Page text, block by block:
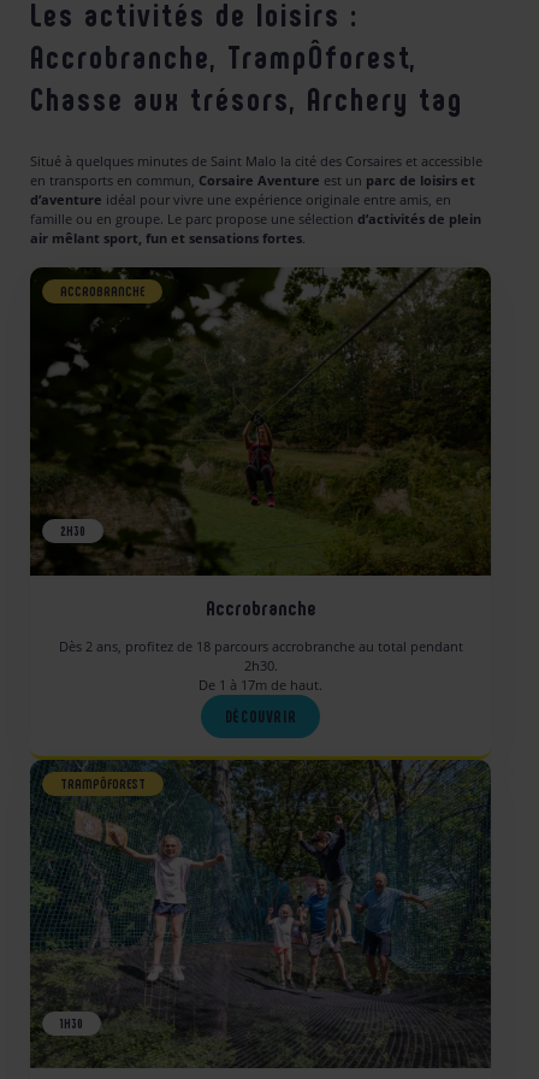
Les activités de loisirs :
Accrobranche, TrampÔforest,
Chasse aux trésors, Archery tag
Situé à quelques minutes de Saint Malo la cité des Corsaires et accessible
en transports en commun, Corsaire Aventure est un parc de loisirs et
d’aventure idéal pour vivre une expérience originale entre amis, en
famille ou en groupe. Le parc propose une sélection d’activités de plein
air mêlant sport, fun et sensations fortes
ACCROBRANCHE
2H30
Accrobranche
Dès 2 ans, profitez de 18 parcours accrobranche au total pendant
2h30.
De 1 à 17m de haut.
DÉCOUVRIR
TRAMPÔFOREST
1H30